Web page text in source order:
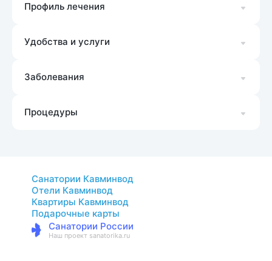
Профиль лечения
Удобства и услуги
Заболевания
Процедуры
Санатории Кавминвод
Отели Кавминвод
Квартиры Кавминвод
Подарочные карты
Санатории России
Наш проект sanatorika.ru